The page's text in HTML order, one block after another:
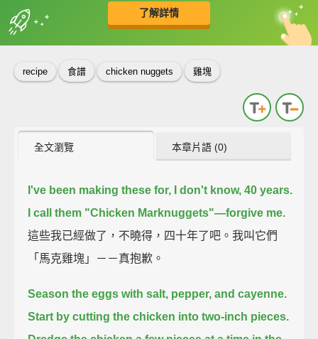
了解詳情
收錄佳句 中
英
recipe 食譜 chicken nuggets 雞塊
全文瀏覽 本章片語 (0)
I've been making these for, I don't know, 40 years.
I call them "Chicken Marknuggets"—forgive me.
這些我已經做了，不曉得，四十年了吧。我叫它們
「馬克雞塊」－－真抱歉。
Season the eggs with salt, pepper, and cayenne.
Start by cutting the chicken into two-inch pieces.